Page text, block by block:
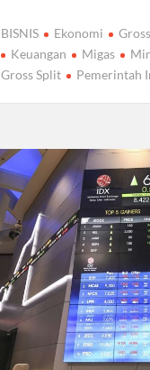
BISNIS Ekonomi
Keuangan
Migas
Gross Split
Pemerintah